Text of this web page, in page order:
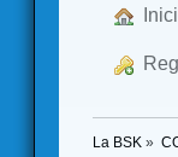
La BSK »